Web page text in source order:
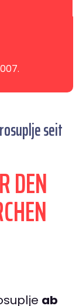
seit
DEN
ab